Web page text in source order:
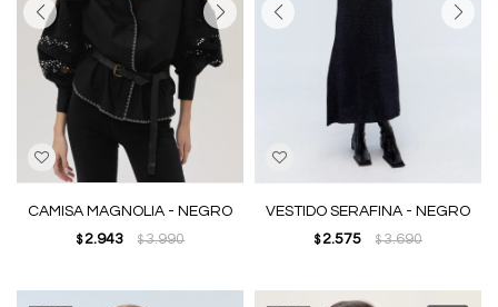
CAMISA MAGNOLIA - NEGRO
$ 2.943 $3.990
VESTIDO SERAFINA - NEGRO
$ 2.575 $3.690